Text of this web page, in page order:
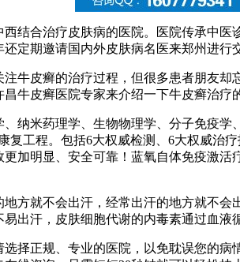
结合治疗皮肤病的医院。医院传承中
定期邀请国内外皮肤病名医来郑州进行
牛皮癣的治疗过程，但很多患者朋友
牛皮癣医院专家来介绍一下牛皮癣治疗
纳米药理学、生物物理学、分子免疫
工程。包括6大权威检测、6大权威治
加明显、安全可靠！蓝氧自体免疫激
方就不会出汗，经常出汗的地方就不
出汗，皮肤细胞代谢的内毒素通过血
择正规、专业的医院，以免耽误您的